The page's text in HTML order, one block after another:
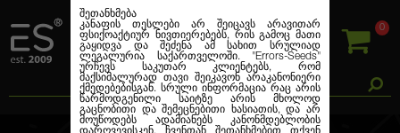
0
შეთანხმება
კანაფის თესლები არ შეიცავს არავითარ
ფსიქოაქტიურ ნივთიერებებს, რის გამოც მათი
გაყიდვა და შეძენა ამ სახით სრულიად
ლეგალურია საქართველოში. "Errors-Seeds"
ურჩევს საკუთარ კლიენტებს, რომ
მაქსიმალურად თავი შეიკავონ არაკანონიერი
ქმედებებისგან. სრული ინფორმაცია რაც არის
წარმოდგენილი საიტზე არის მხოლოდ
გაცნობითი და შემეცნებითი ხასიათის, და არ
მოუწოდებს ადამიანებს კანონმდებლობის
დარღვევისკენ. ჩვენთან შეთანხმებით თქვენ